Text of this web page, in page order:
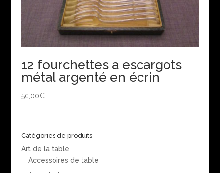
12 fourchettes a escargots
métal argenté en écrin
50,00€
Catégories de produits
Art de la table
Accessoires de table